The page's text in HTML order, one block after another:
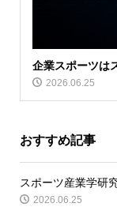
企業スポーツは
2026.06.25
おすすめ記事
スポーツ産業学研
2026.06.25